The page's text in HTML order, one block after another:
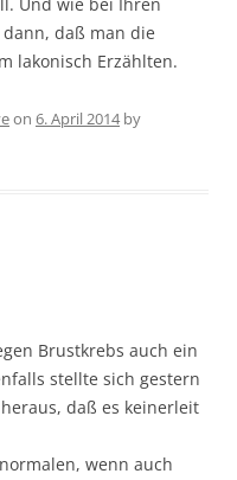
daß man die
lakonisch Erzählten.
on 6. April 2014by
Brustkrebs auch ein
stellte sich gestern
daß es keinerleit
wenn auch